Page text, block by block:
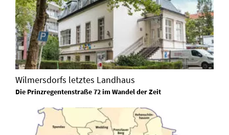
Wilmersdorfs letztes Landhaus
Die Prinzregentenstraße 72 im Wandel der Zeit